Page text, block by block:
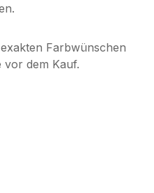
Farbwünschen
vor dem Kauf.